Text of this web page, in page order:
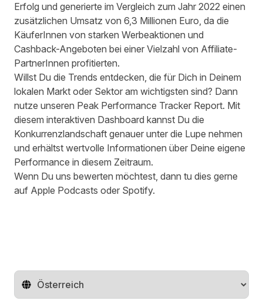
Erfolg und generierte im Vergleich zum Jahr 2022 einen
zusätzlichen Umsatz von 6,3 Millionen Euro, da die
KäuferInnen von starken Werbeaktionen und
Cashback-Angeboten bei einer Vielzahl von Affiliate-
PartnerInnen profitierten.
Willst Du die Trends entdecken, die für Dich in Deinem
lokalen Markt oder Sektor am wichtigsten sind? Dann
nutze unseren Peak Performance Tracker Report. Mit
diesem interaktiven Dashboard kannst Du die
Konkurrenzlandschaft genauer unter die Lupe nehmen
und erhältst wertvolle Informationen über Deine eigene
Performance in diesem Zeitraum.
Wenn Du uns bewerten möchtest, dann tu dies gerne
auf Apple Podcasts oder Spotify.
Region ändern